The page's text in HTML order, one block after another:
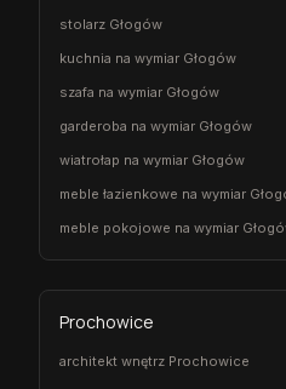
stolarz Głogów
kuchnia na wymiar Głogów
szafa na wymiar Głogów
garderoba na wymiar Głogów
wiatrołap na wymiar Głogów
meble łazienkowe na wymiar
meble pokojowe na wymiar
Prochowice
architekt wnętrz Prochowice